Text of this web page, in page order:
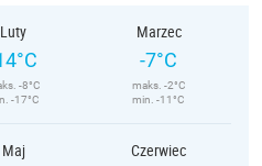
Luty
-8°C
-17°C
Marzec
-7°C
maks. -2°C
min. -11°C
Maj Czerwiec